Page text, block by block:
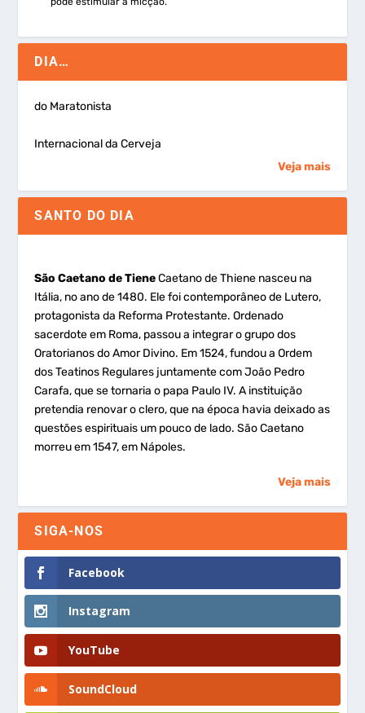
DIA…
do Maratonista
Internacional da Cerveja
Veja mais
SANTO DO DIA
São Caetano de TieneCaetano de Thiene nasceu na
Itália, no ano de 1480. Ele foi contemporâneo de Lutero,
protagonista da Reforma Protestante. Ordenado
sacerdote em Roma, passou a integrar o grupo dos
Oratorianos do Amor Divino. Em 1524, fundou a Ordem
dos Teatinos Regulares juntamente com João Pedro
Carafa, que se tornaria o papa Paulo IV. A instituição
pretendia renovar o clero, que na época havia deixado as
questões espirituais um pouco de lado. São Caetano
morreu em 1547, em Nápoles.
Veja mais
SIGA-NOS
Facebook
Instagram
YouTube
SoundCloud